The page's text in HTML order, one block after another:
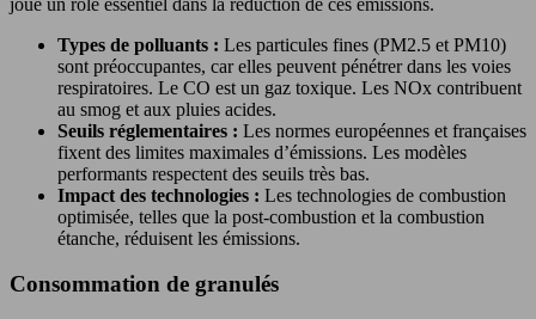
Types de polluants : Les particules fines (PM2.5 et PM10)
sont préoccupantes, car elles peuvent pénétrer dans les voies
respiratoires. Le CO est un gaz toxique. Les NOx contribuent
au smog et aux pluies acides.
Seuils réglementaires : Les normes européennes et françaises
fixent des limites maximales d’émissions. Les modèles
performants respectent des seuils très bas.
Impact des technologies : Les technologies de combustion
optimisée, telles que la post-combustion et la combustion
étanche, réduisent les émissions.
Consommation de granulés